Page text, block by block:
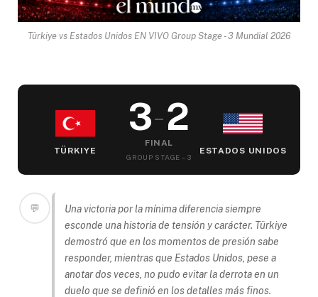
Türkiye vs Estados Unidos EN VIVO Group Stage - 3 Mundial 2026
TÜRKIYE
3–2
FINAL
GROUP STAGE – 3
ESTADOS UNIDOS
💬
Una victoria por la mínima diferencia siempre
esconde una historia de tensión y carácter. Türkiye
demostró que en los momentos de presión sabe
responder, mientras que Estados Unidos, pese a
anotar dos veces, no pudo evitar la derrota en un
duelo que se definió en los detalles más finos.